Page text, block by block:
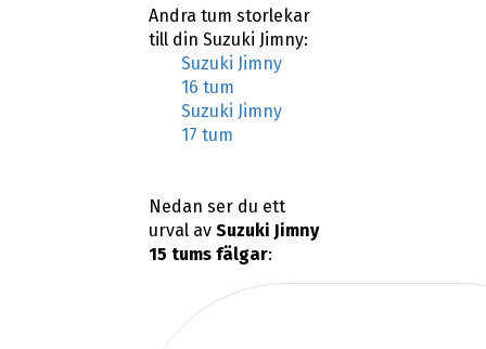
Andra tum storlekar
till din Suzuki Jimny:
Suzuki Jimny
16 tum
Suzuki Jimny
17 tum
Nedan ser du ett
urval avSuzuki Jimny
15 tums fälgar: